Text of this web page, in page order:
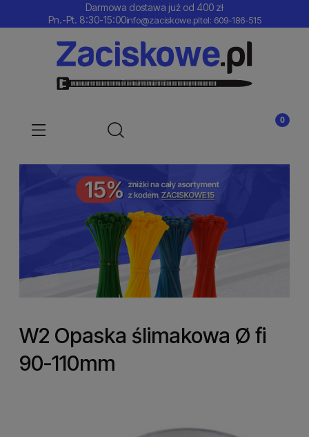
Darmowa dostawa już od 400 zł
Pn.-Pt. 8:30-15:00info@zaciskowe.pltel: 609-186-515
W2 Opaska ślimakowa Ø fi
90-110mm